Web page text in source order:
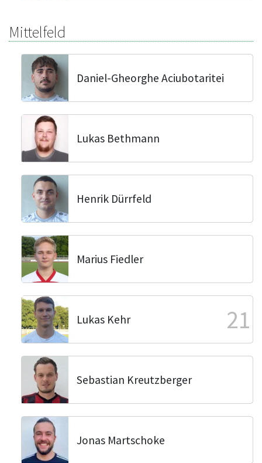
Mittelfeld
Daniel-Gheorghe Aciubotaritei
Lukas Bethmann
Henrik Dürrfeld
Marius Fiedler
Lukas Kehr 21
Sebastian Kreutzberger
Jonas Martschoke